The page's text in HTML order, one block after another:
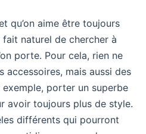
qu’on aime être toujours
naturel de chercher à
porte. Pour cela, rien ne
accessoires, mais aussi des
porter un superbe
avoir toujours plus de style.
différents qui pourront